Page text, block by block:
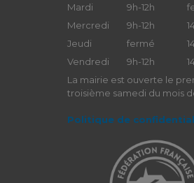
Mardi
9h-12h
Mercredi
9h-12h
Jeudi
fermé
Vendredi
9h-12h
La mairie est ouverte le
troisième samedi du mois
Politique de